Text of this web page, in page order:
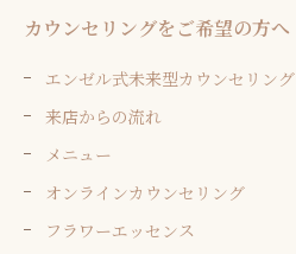
カウンセリングをご希望の方へ
エンゼル式未来型カウンセリング
来店からの流れ
メニュー
オンラインカウンセリング
フラワーエッセンス